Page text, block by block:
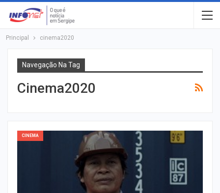
Principal cinema2020
Navegação Na Tag
Cinema2020
CINEMA